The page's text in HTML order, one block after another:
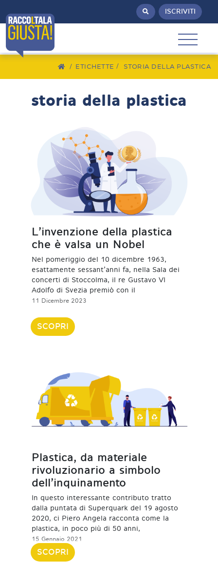
ISCRIVITI
/ ETICHETTE STORIA DELLA PLASTICA
storia della plastica
L’invenzione della plastica
che è valsa un Nobel
Nel pomeriggio del 10 dicembre 1963,
esattamente sessant’anni fa, nella Sala dei
concerti di Stoccolma, il re Gustavo VI
Adolfo di Svezia premiò con il
11 Dicembre 2023
SCOPRI
Plastica, da materiale
rivoluzionario a simbolo
dell’inquinamento
In questo interessante contributo tratto
dalla puntata di Superquark del 19 agosto
2020, ci Piero Angela racconta come la
plastica, in poco più di 50 anni,
15 Gennaio 2021
SCOPRI